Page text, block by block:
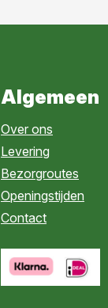
Algemeen
Over ons
Levering
Bezorgroutes
Openingstijden
Contact